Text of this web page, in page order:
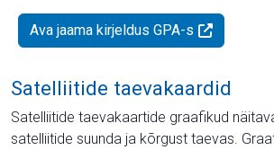
Ava jaama kirjeldus GPA-s
Satelliitide taevakaardid
Satelliitide taevakaartide graafikud
satelliitide suunda ja kõrgust taevas.